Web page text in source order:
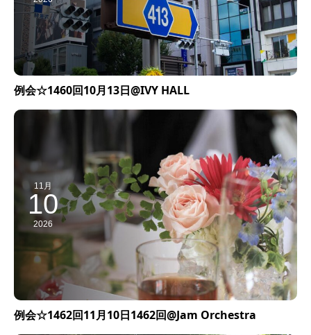
例会☆1460回10月13日@IVY HALL
11月
10
2026
例会☆1462回11月10日1462回@Jam Orchestra